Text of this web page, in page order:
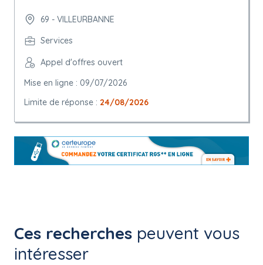
69 - VILLEURBANNE
Services
Appel d'offres ouvert
Mise en ligne : 09/07/2026
Limite de réponse : 24/08/2026
Ces recherches peuvent vous
intéresser